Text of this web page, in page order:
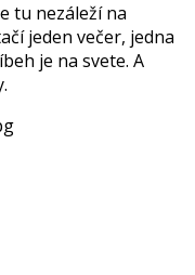
tu nezáleží na
jeden večer, jedna
je na svete. A